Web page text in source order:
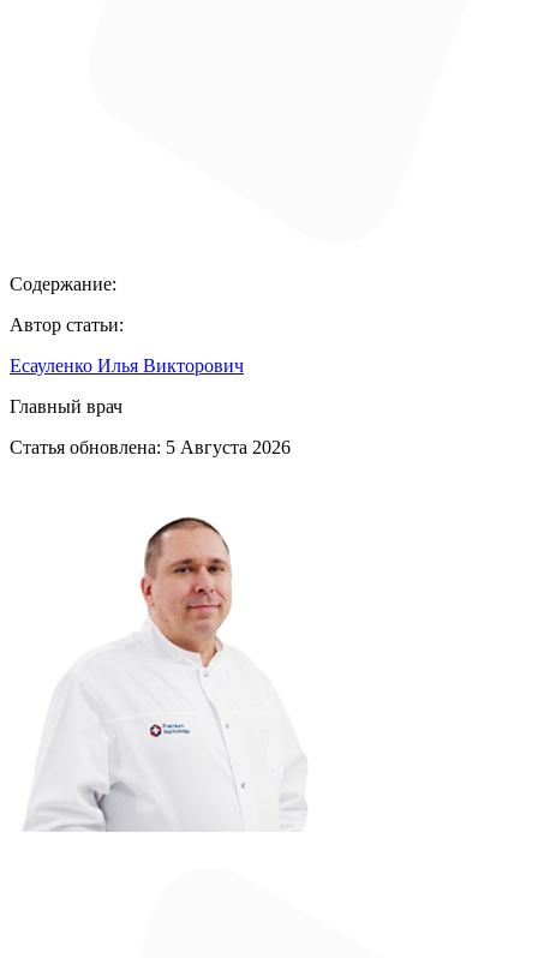
Содержание:
Автор статьи:
Есауленко Илья Викторович
Главный врач
Статья обновлена: 5 Августа 2026